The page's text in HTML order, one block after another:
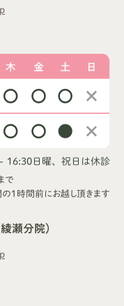
16:30 日曜、祝日は休診
で
1時間前にお越し頂きます
綾瀬分院）